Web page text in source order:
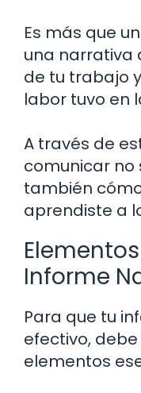
Es más que
una narrativa
de tu trabajo
labor tuvo en
A través de
comunicar no
también
aprendiste a
Informe
Para que tu
efectivo,
elementos